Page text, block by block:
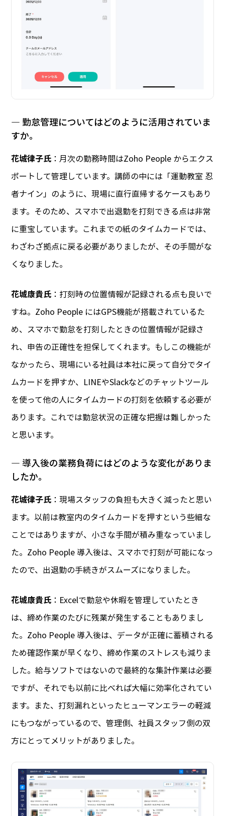
― 勤怠管理についてはどのように活用されていま
すか。
花城律子氏 ：月次の勤務時間はZoho People からエクス
ポートして管理しています。講師の中には「運動教室 忍
者ナイン」のように、現場に直行直帰するケースもあり
ます。そのため、スマホで出退勤を打刻できる点は非常
に重宝しています。これまでの紙のタイムカードでは、
わざわざ拠点に戻る必要がありましたが、その手間がな
くなりました。
花城康貴氏 ：打刻時の位置情報が記録される点も良いで
すね。Zoho People にはGPS機能が搭載されているた
め、スマホで勤怠を打刻したときの位置情報が記録さ
れ、申告の正確性を担保してくれます。もしこの機能が
なかったら、現場にいる社員は本社に戻って自分でタイ
ムカードを押すか、LINEやSlackなどのチャットツール
を使って他の人にタイムカードの打刻を依頼する必要が
あります。これでは勤怠状況の正確な把握は難しかった
と思います。
― 導入後の業務負荷にはどのような変化がありま
したか。
花城律子氏 ：現場スタッフの負担も大きく減ったと思い
ます。以前は教室内のタイムカードを押すという些細な
ことではありますが、小さな手間が積み重なっていまし
た。Zoho People 導入後は、スマホで打刻が可能になっ
たので、出退勤の手続きがスムーズになりました。
花城康貴氏 ：Excelで勤怠や休暇を管理していたとき
は、締め作業のたびに残業が発生することもありまし
た。Zoho People 導入後は、データが正確に蓄積される
ため確認作業が早くなり、締め作業のストレスも減りま
した。給与ソフトではないので最終的な集計作業は必要
ですが、それでも以前に比べれば大幅に効率化されてい
ます。また、打刻漏れといったヒューマンエラーの軽減
にもつながっているので、管理側、社員スタッフ側の双
方にとってメリットがありました。